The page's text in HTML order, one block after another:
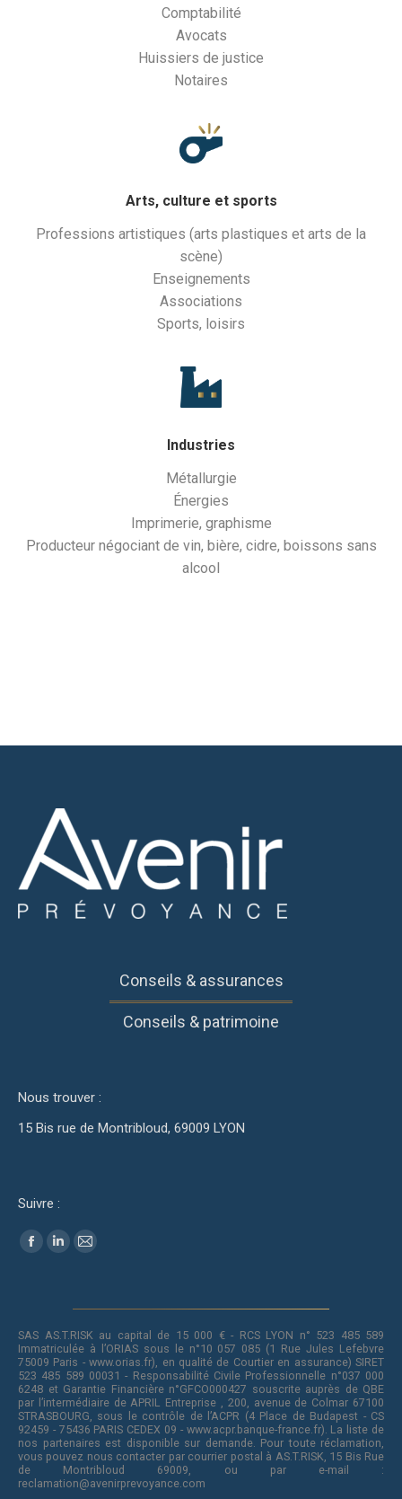
Comptabilité
Avocats
Huissiers de justice
Notaires
Arts, culture et sports
Professions artistiques (arts plastiques et arts de la
scène)
Enseignements
Associations
Sports, loisirs
Industries
Métallurgie
Énergies
Imprimerie, graphisme
Producteur négociant de vin, bière, cidre, boissons sans
alcool
Conseils & assurances
Conseils & patrimoine
Nous trouver :
15 Bis rue de Montribloud, 69009 LYON
Suivre :
Trouvez nous sur :
Facebook
LinkedIn
Mail
SAS AS.T.RISK au capital de 15 000 € - RCS LYON n° 523 485 589
Immatriculée à l’ORIAS sous le n°10 057 085 (1 Rue Jules Lefebvre
75009 Paris - www.orias.fr), en qualité de Courtier en assurance) SIRET
523 485 589 00031 - Responsabilité Civile Professionnelle n°037 000
6248 et Garantie Financière n°GFCO000427 souscrite auprès de QBE
par l’intermédiaire de APRIL Entreprise , 200, avenue de Colmar 67100
STRASBOURG, sous le contrôle de l’ACPR (4 Place de Budapest - CS
92459 - 75436 PARIS CEDEX 09 - www.acpr.banque-france.fr). La liste de
nos partenaires est disponible sur demande. Pour toute réclamation,
vous pouvez nous contacter par courrier postal à AS.T.RISK, 15 Bis Rue
de Montribloud 69009, ou par e-mail :
reclamation@avenirprevoyance.com